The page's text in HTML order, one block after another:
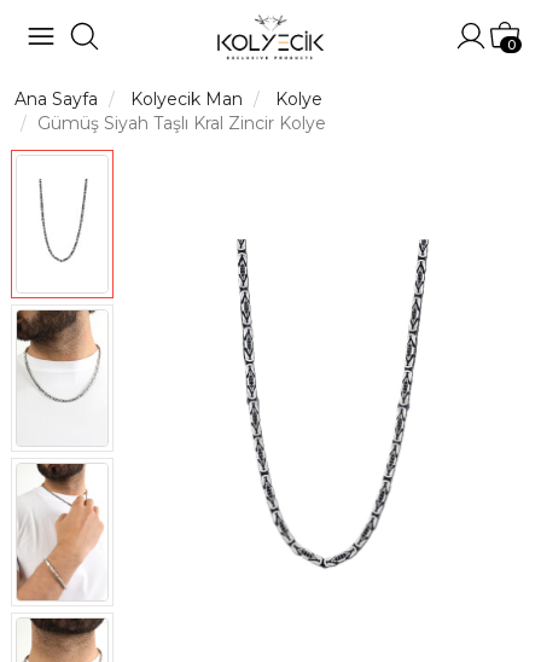
0
Ana Sayfa Kolyecik Man
Kolye
Gümüş Siyah Taşlı Kral Zincir Kolye